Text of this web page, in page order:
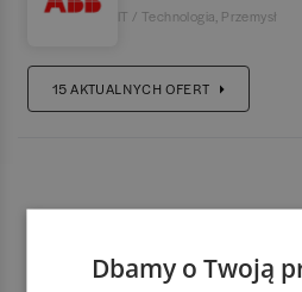
IT / Technologia Przemysł
15AKTUALNYCH OFERT
Dbamy o Twoją